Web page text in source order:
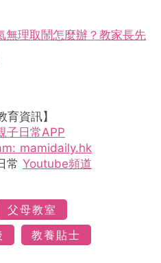
無理取鬧怎麼辦？教家長先
育資訊】
子日常APP
mamidaily.hk
常 Youtube頻道
父母教室
教養貼士